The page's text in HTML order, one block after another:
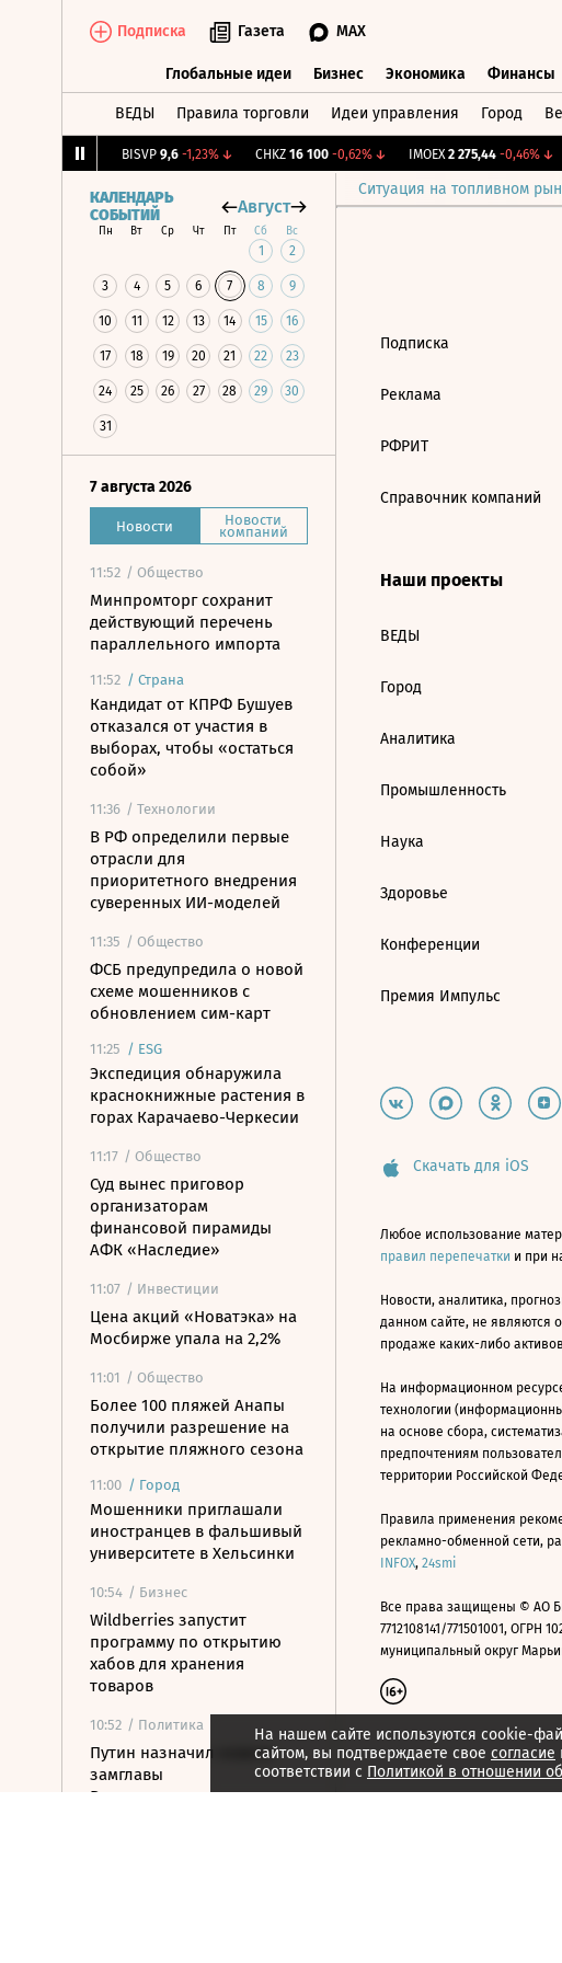
Подписка Газета MAX
Глобальные идеи Бизнес Экономика Финансы
ВЕДЫ Правила торговли Идеи управления Город
BISVP 9,6 -1,23%↓ CHKZ 16 100 -0,62%↓ IMOEX 2 275,44 -0,46%↓
Ситуация на топливном
КАЛЕНДАРЬ
СОБЫТИЙ
Август
Пн Вт Ср Чт Пт Сб Вс
1 2
3 4 5 6 7 8 9
10 11 12 13 14 15 16
17 18 19 20 21 22 23
24 25 26 27 28 29 30
31
7 августа 2026
Новости Новости
компаний
11:52 / Общество
Минпромторг сохранит
действующий перечень
параллельного импорта
11:52 / Страна
Кандидат от КПРФ Бушуев
отказался от участия в
выборах, чтобы «остаться
собой»
11:36 / Технологии
В РФ определили первые
отрасли для
приоритетного внедрения
суверенных ИИ-моделей
11:35 / Общество
ФСБ предупредила о новой
схеме мошенников с
обновлением сим-карт
11:25 / ESG
Экспедиция обнаружила
краснокнижные растения в
горах Карачаево-Черкесии
11:17 / Общество
Суд вынес приговор
организаторам
финансовой пирамиды
АФК «Наследие»
11:07 / Инвестиции
Цена акций «Новатэка» на
Мосбирже упала на 2,2%
11:01 / Общество
Более 100 пляжей Анапы
получили разрешение на
открытие пляжного сезона
11:00 / Город
Мошенники приглашали
иностранцев в фальшивый
университете в Хельсинки
10:54 / Бизнес
Wildberries запустит
программу по открытию
хабов для хранения
товаров
10:52 / Политика
Путин назначил нового
замглавы
Россотрудничества
На нашем сайте используются cookie-
сайтом, вы подтверждаете свое согласие
соответствии с Политикой в отношении
Подписка
Реклама
РФРИТ
Справочник компаний
Наши проекты
ВЕДЫ
Город
Аналитика
Промышленность
Наука
Здоровье
Конференции
Премия Импульс
Скачать для iOS
Любое использование
правил перепечатки и при
Новости, аналитика,
данном сайте, не являются
продаже каких-либо
На информационном
технологии
на основе сбора,
предпочтениям
территории Российской
Правила применения
рекламно-обменной сети,
INFOX, 24smi
Все права защищены © АО
7712108141/771501001, ОГРН
муниципальный округ